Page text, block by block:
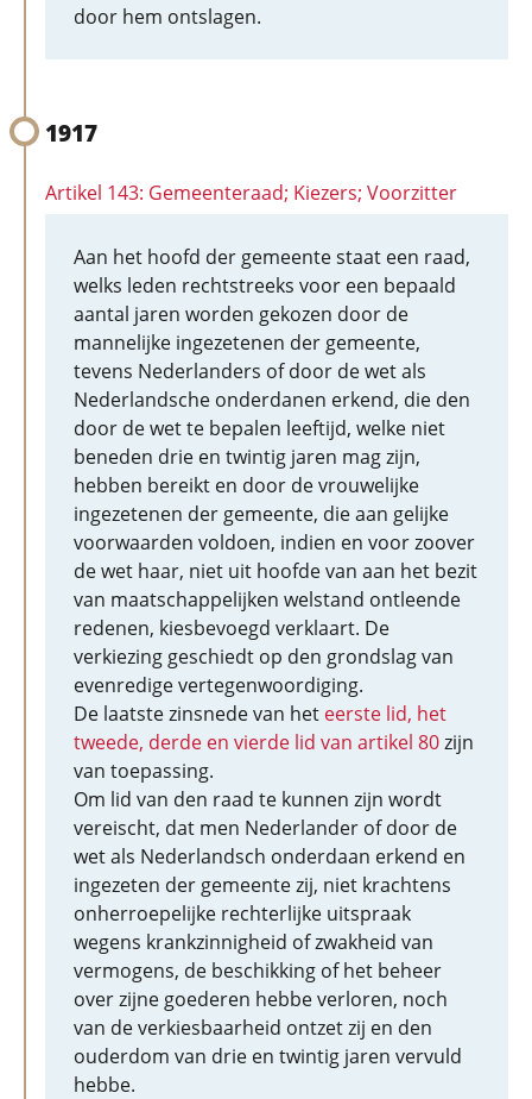
door hem ontslagen.
1917
Artikel 143: Gemeenteraad; Kiezers; Voorzitter
Aan het hoofd der gemeente staat een raad,
welks leden rechtstreeks voor een bepaald
aantal jaren worden gekozen door de
mannelijke ingezetenen der gemeente,
tevens Nederlanders of door de wet als
Nederlandsche onderdanen erkend, die den
door de wet te bepalen leeftijd, welke niet
beneden drie en twintig jaren mag zijn,
hebben bereikt en door de vrouwelijke
ingezetenen der gemeente, die aan gelijke
voorwaarden voldoen, indien en voor zoover
de wet haar, niet uit hoofde van aan het bezit
van maatschappelijken welstand ontleende
redenen, kiesbevoegd verklaart. De
verkiezing geschiedt op den grondslag van
evenredige vertegenwoordiging.
De laatste zinsnede van het eerste lid, het
tweede, derde en vierde lid van artikel 80zijn
van toepassing.
Om lid van den raad te kunnen zijn wordt
vereischt, dat men Nederlander of door de
wet als Nederlandsch onderdaan erkend en
ingezeten der gemeente zij, niet krachtens
onherroepelijke rechterlijke uitspraak
wegens krankzinnigheid of zwakheid van
vermogens, de beschikking of het beheer
over zijne goederen hebbe verloren, noch
van de verkiesbaarheid ontzet zij en den
ouderdom van drie en twintig jaren vervuld
hebbe.